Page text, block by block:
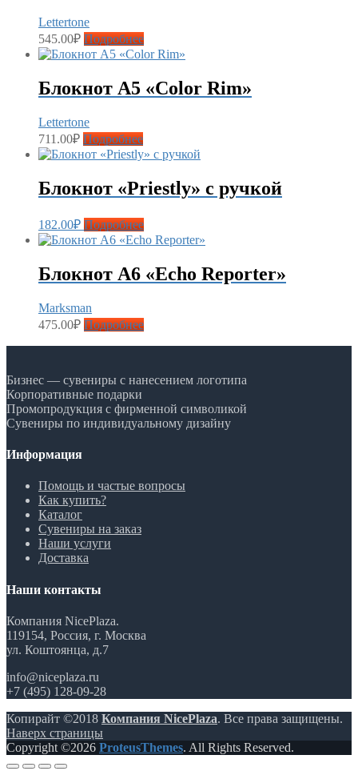
Lettertone
545.00₽ Подробнее
Блокнот А5 «Color Rim»
Lettertone
711.00₽ Подробнее
Блокнот «Priestly» с ручкой
182.00₽ Подробнее
Блокнот А6 «Echo Reporter»
Marksman
475.00₽ Подробнее
Бизнес — сувениры с нанесением логотипа
Корпоративные подарки
Промопродукция с фирменной символикой
Сувениры по индивидуальному дизайну
Информация
Помощь и частые вопросы
Как купить?
Каталог
Сувениры на заказ
Наши услуги
Доставка
Наши контакты
Компания NicePlaza.
119154, Россия, г. Москва
ул. Коштоянца, д.7
info@niceplaza.ru
+7 (495) 128-09-28
Копирайт ©2018 Компания NicePlaza. Все права защищены.
Наверх страницы
Copyright ©2026 ProteusThemes. All Rights Reserved.